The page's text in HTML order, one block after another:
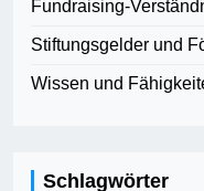
Fundraising-
Stiftungsgelder und
Wissen und
Schlagwörter